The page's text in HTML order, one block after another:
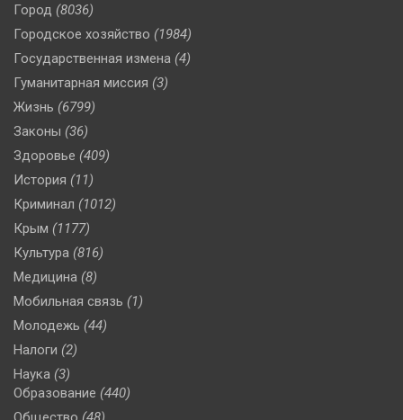
Город (8036)
Городское хозяйство (1984)
Государственная измена (4)
Гуманитарная миссия (3)
Жизнь (6799)
Законы (36)
Здоровье (409)
История (11)
Криминал (1012)
Крым (1177)
Культура (816)
Медицина (8)
Мобильная связь (1)
Молодежь (44)
Налоги (2)
Наука (3)
Образование (440)